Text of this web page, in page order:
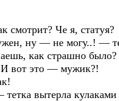
Че я, статуя?
ну — не могу..! —
как страшно было?
вот это — мужик?!
вытерла кулаками